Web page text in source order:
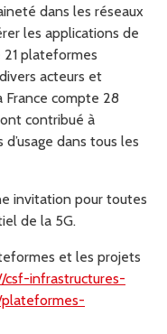
dans les réseaux
les applications de
plateformes
acteurs et
France compte 28
contribué à
dans tous les
invitation pour toutes
de la 5G.
et les projets
csf-infrastructures-